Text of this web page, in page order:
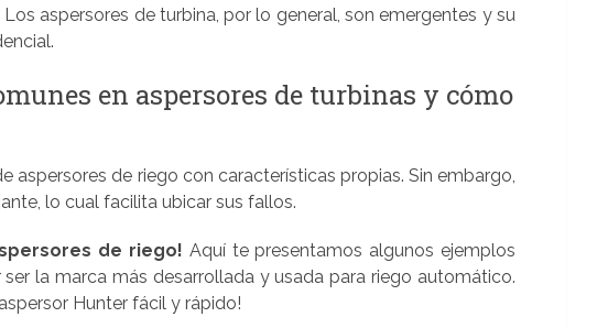
aspersores de turbina, por lo general, son emergentes y su
en aspersores de turbinas y cómo
aspersores de riego con características propias. Sin embargo,
lo cual facilita ubicar sus fallos.
de riego! Aquí te presentamos algunos ejemplos
ser la marca más desarrollada y usada para riego automático.
Hunter fácil y rápido!